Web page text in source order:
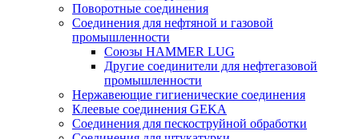
Поворотные соединения
Соединения для нефтяной и газовой
промышленности
Союзы HAMMER LUG
Другие соединители для нефтегазовой
промышленности
Нержавеющие гигиенические соединения
Клеевые соединения GEKA
Соединения для пескоструйной обработки